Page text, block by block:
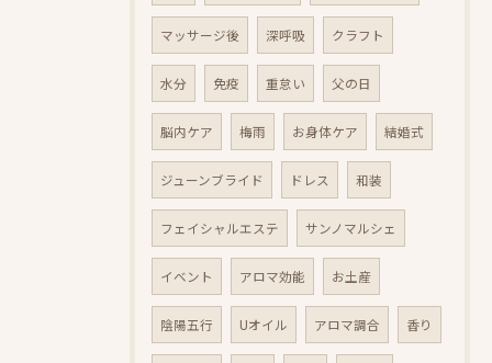
マッサージ後 深呼吸 クラフト
水分 免疫 重怠い 父の日
脳内ケア 梅雨 お身体ケア 結婚式
ジューンブライド ドレス 和装
フェイシャルエステ サンノマルシェ
イベント アロマ効能 お土産
陰陽五行 Uオイル アロマ調合 香り